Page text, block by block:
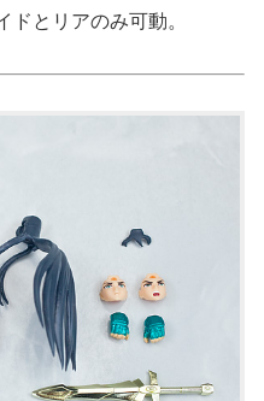
ドとリアのみ可動。